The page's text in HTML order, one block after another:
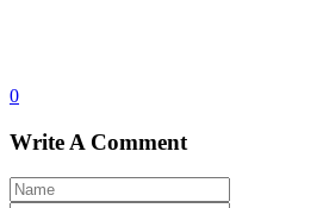
0
Write A Comment